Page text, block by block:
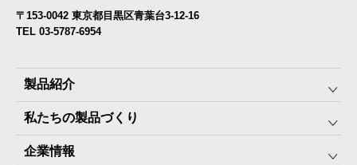
〒153-0042 東京都目黒区青葉台3-12-16
TEL 03-5787-6954
製品紹介
みんなの保存⾷
The Next Dekade10年保存
私たちの製品づくり
SDGSへの取り組み
企業情報